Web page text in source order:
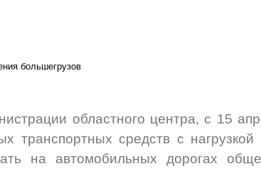
областного центра, с 15
транспортных средств с
на автомобильных дорогах